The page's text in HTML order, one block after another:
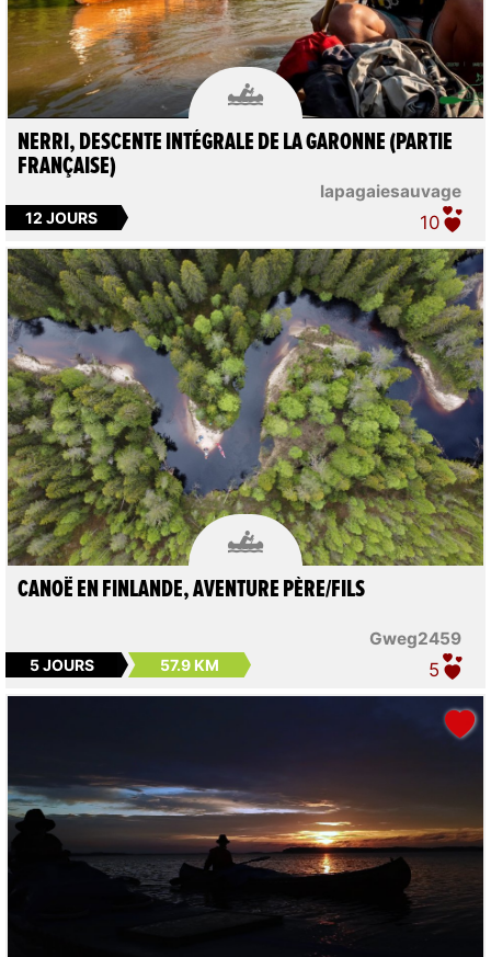

lapagaiesauvage
NERRI, DESCENTE INTÉGRALE DE LA GARONNE (PARTIE
FRANÇAISE)
12 JOURS 10

Gweg2459
CANOË EN FINLANDE, AVENTURE PÈRE/FILS
5 JOURS 57.9 KM 5